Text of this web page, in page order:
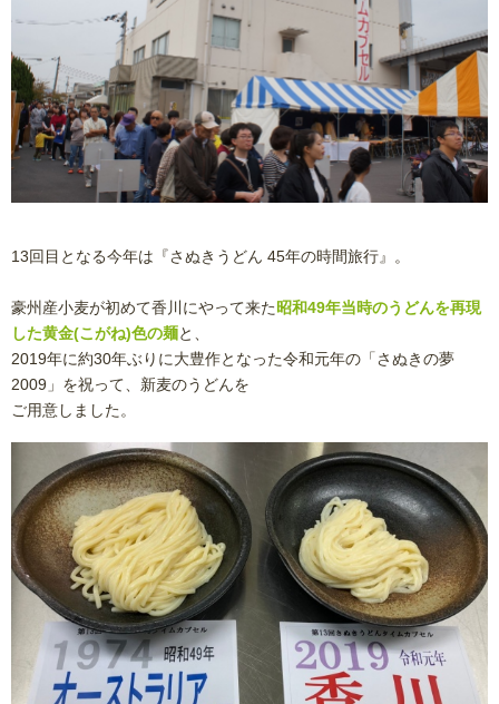
13回目となる今年は『さぬきうどん 45年の時間旅行』。
豪州産小麦が初めて香川にやって来た昭和49年当時のうどんを再現
した黄金(こがね)色の麺と、
2019年に約30年ぶりに大豊作となった令和元年の「さぬきの夢
2009」を祝って、新麦のうどんを
ご用意しました。